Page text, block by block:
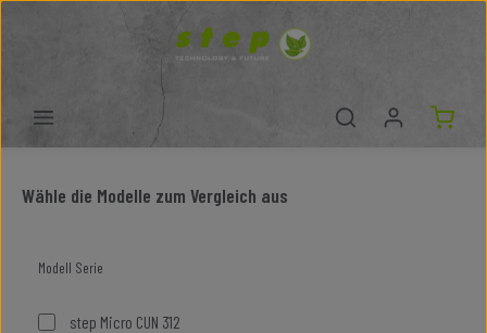
Wähle die Modelle zum Vergleich aus
Modell Serie
step Micro CUN 312